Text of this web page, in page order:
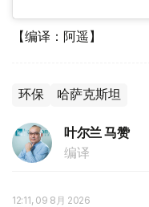
【编译：阿遥】
环保 哈萨克斯坦
叶尔兰 马赞
编译
12:11, 09 8月 2026